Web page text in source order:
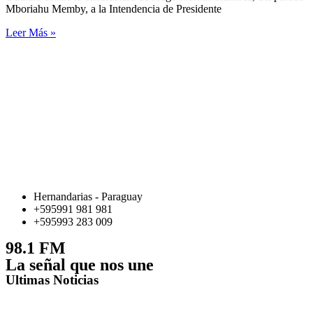
Mboriahu Memby, a la Intendencia de Presidente
Leer Más »
Hernandarias - Paraguay
+595991 981 981
+595993 283 009
98.1 FM
La señal que nos une
Ultimas Noticias